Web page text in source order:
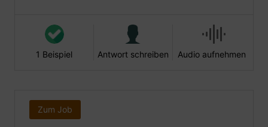
1 Beispiel Antwort schreiben Audio aufnehmen
Zum Job